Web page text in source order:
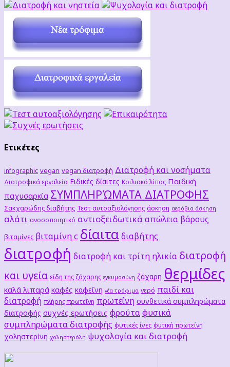
Ετικέτες
infographic vegan vegan διατροφή Διατροφή και νοσήματα
Διατροφικά εργαλεία Ειδικές δίαιτες Κοιλιακό λίπος Παιδική
παχυσαρκία ΣΥΜΠΛΗΡΏΜΑΤΑ ΔΙΑΤΡΟΦΗΣ
Σακχαρώδης διαβήτης Τεστ αυτοαξιολόγησης άσκηση αερόβια άσκηση
αλάτι ανοσοποιητικό αντιοξειδωτικά απώλεια βάρους
βιταμίνες βιταμίνη c δίαιτα διαβήτης
διατροφή διατροφή και τρίτη ηλικία διατροφή
και υγεία είδη της ζάχαρης εγκυμοσύνη ζάχαρη θερμίδες
καλά λιπαρά καφές καφεΐνη νέα τρόφιμα νερό παιδί και
διατροφή πλήρης πρωτεΐνη πρωτεΐνη συνθετικά συμπληρώματα
διατροφής συχνές ερωτήσεις φρούταφυσικά
συμπληρώματα διατροφής φυτικές ίνες φυτική πρωτείνη
χοληστερίνη χοληστερόλη ψυχολογία και διατροφή